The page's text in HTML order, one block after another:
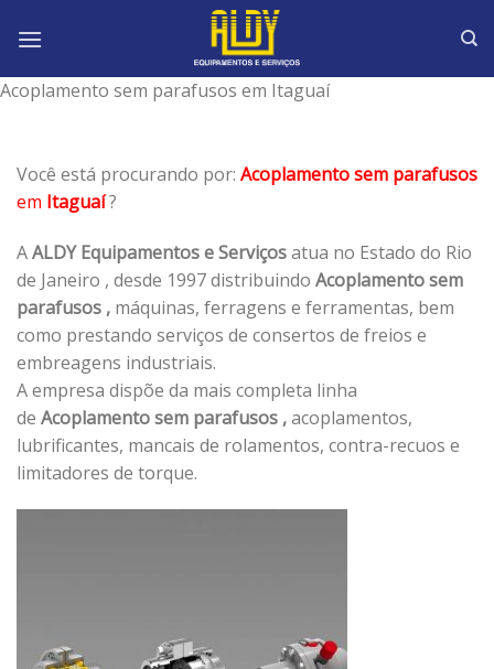
Acoplamento sem parafusos em Itaguaí
Você está procurando por: Acoplamento sem parafusos
em Itaguaí?
AALDY Equipamentos e Serviçosatua no Estado do Rio
de Janeiro , desde 1997 distribuindo Acoplamento sem
parafusos , máquinas, ferragens e ferramentas, bem
como prestando serviços de consertos de freios e
embreagens industriais.
A empresa dispõe da mais completa linha
de Acoplamento sem parafusos ,acoplamentos,
lubrificantes, mancais de rolamentos, contra-recuos e
limitadores de torque.